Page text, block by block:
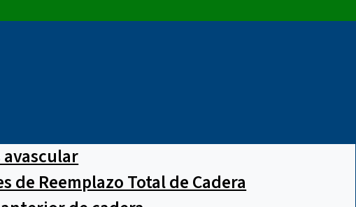
de Reemplazo Total de Cadera